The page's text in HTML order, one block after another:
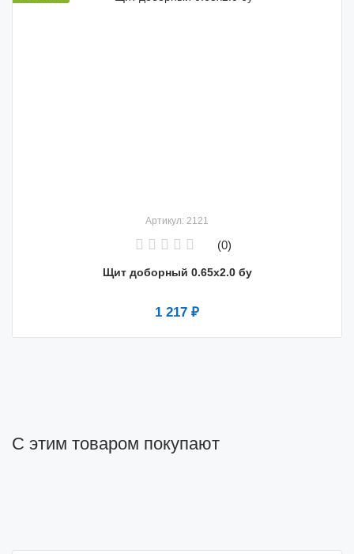
Артикул: 2121
(0)
Щит доборный 0.65x2.0 бу
1 217 ₽
С этим товаром покупают